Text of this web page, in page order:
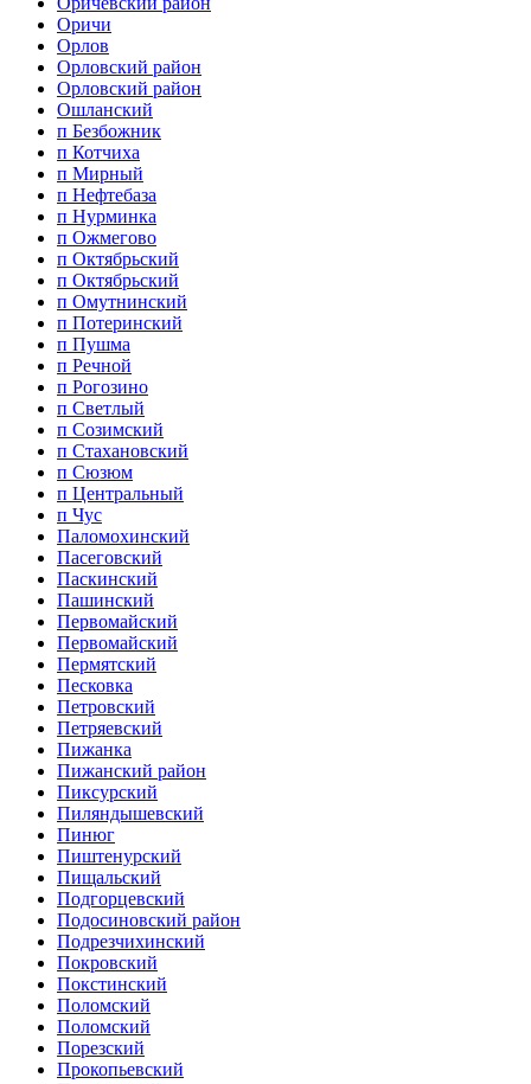
Оричи
Орлов
Орловский район
Орловский район
Ошланский
п Безбожник
п Котчиха
п Мирный
п Нефтебаза
п Нурминка
п Ожмегово
п Октябрьский
п Октябрьский
п Омутнинский
п Потеринский
п Пушма
п Речной
п Рогозино
п Светлый
п Созимский
п Стахановский
п Сюзюм
п Центральный
п Чус
Паломохинский
Пасеговский
Паскинский
Пашинский
Первомайский
Первомайский
Пермятский
Песковка
Петровский
Петряевский
Пижанка
Пижанский район
Пиксурский
Пиляндышевский
Пинюг
Пиштенурский
Пищальский
Подгорцевский
Подосиновский район
Подрезчихинский
Покровский
Покстинский
Поломский
Поломский
Порезский
Прокопьевский